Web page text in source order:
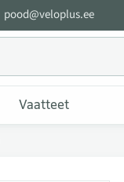
pood@veloplus.ee
Vaatteet